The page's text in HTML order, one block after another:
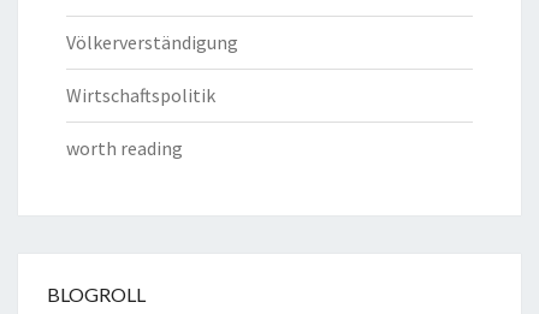
Völkerverständigung
Wirtschaftspolitik
worth reading
BLOGROLL